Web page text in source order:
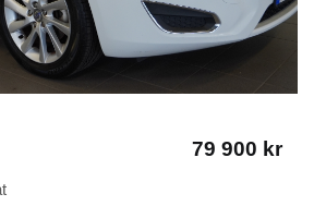
AUTO/DRAG/PDC/VOC/
79 900 kr